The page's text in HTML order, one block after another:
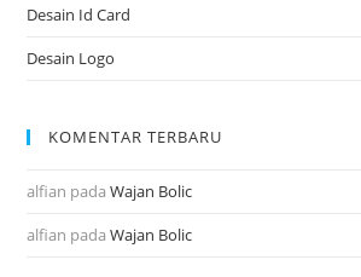
Desain Id Card
Desain Logo
KOMENTAR TERBARU
alfian padaWajan Bolic
alfian padaWajan Bolic